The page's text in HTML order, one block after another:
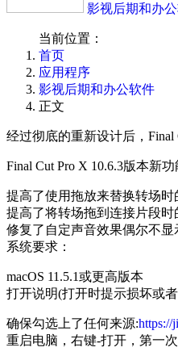
影视后期和办
当前位置：
首页
应用程序
影视后期和办公软件
正文
经过彻底的重新设计后，
Final Cut Pro X 10.6.3版本新功
提高了使用拖放来替换转场时
提高了将转场拖到连接片段时
修复了自定声音效果偶尔不
系统要求：
macOS 11.5.1或更高版本
打开说明(打开时提示损坏或
确保勾选上了任何来源:https://
重启电脑，右键-打开，第一